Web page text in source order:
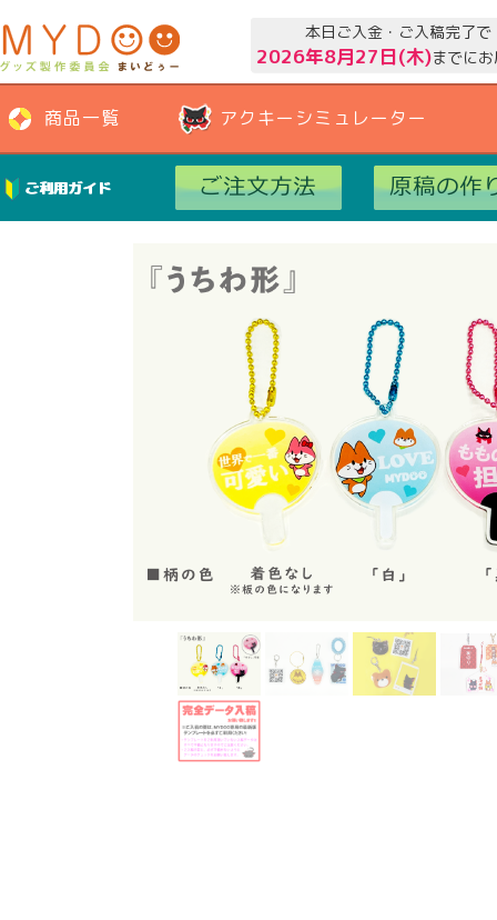
本日ご入金・ご入稿完了で
2026年8月27日(木)までに
商品一覧 アクキーシミュレーター
ご利用ガイド